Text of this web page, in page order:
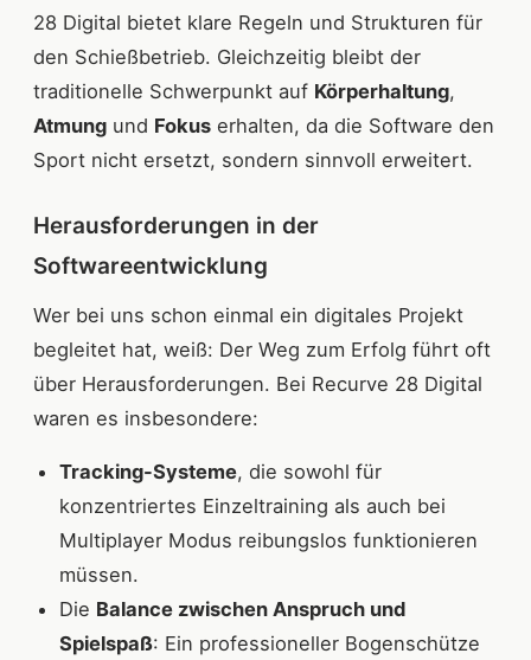
28 Digital bietet klare Regeln und Strukturen für
den Schießbetrieb. Gleichzeitig bleibt der
traditionelle Schwerpunkt auf Körperhaltung,
Atmung und Fokus erhalten, da die Software den
Sport nicht ersetzt, sondern sinnvoll erweitert.
Herausforderungen in der
Softwareentwicklung
Wer bei uns schon einmal ein digitales Projekt
begleitet hat, weiß: Der Weg zum Erfolg führt oft
über Herausforderungen. Bei Recurve 28 Digital
waren es insbesondere:
Tracking-Systeme, die sowohl für
konzentriertes Einzeltraining als auch bei
Multiplayer Modus reibungslos funktionieren
müssen.
Die Balance zwischen Anspruch und
Spielspaß: Ein professioneller Bogenschütze